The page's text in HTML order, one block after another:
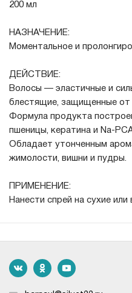
200 мл
НАЗНАЧЕНИЕ:
Моментальное и
ДЕЙСТВИЕ:
Волосы — эластичные и
блестящие, защищенные от
Формула продукта
пшеницы, кератина и Na-
Обладает утонченным
жимолости, вишни и пудры.
ПРИМЕНЕНИЕ:
Нанести спрей на сухие